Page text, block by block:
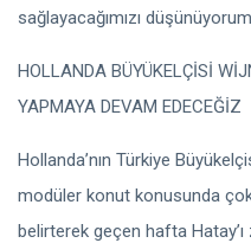
sağlayacağımızı
HOLLANDA BÜYÜKELÇİSİ
YAPMAYA DEVAM EDECEĞİZ
Hollanda’nın Türkiye
modüler konut konusunda
belirterek geçen hafta Hatay’ı